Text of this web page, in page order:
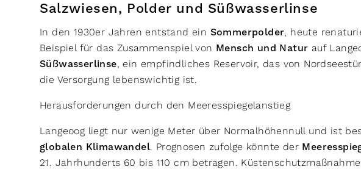
Salzwiesen, Polder und Süßwasserlinse
In den 1930er Jahren entstand ein Sommerpolder, heute
Beispiel für das Zusammenspiel von Mensch und Natur auf
Süßwasserlinse, ein empfindliches Reservoir, das von
die Versorgung lebenswichtig ist.
Herausforderungen durch den Meeresspiegelanstieg
Langeoog liegt nur wenige Meter über Normalhöhennull und ist
globalen Klimawandel. Prognosen zufolge könnte der
21. Jahrhunderts 60 bis 110 cm betragen.